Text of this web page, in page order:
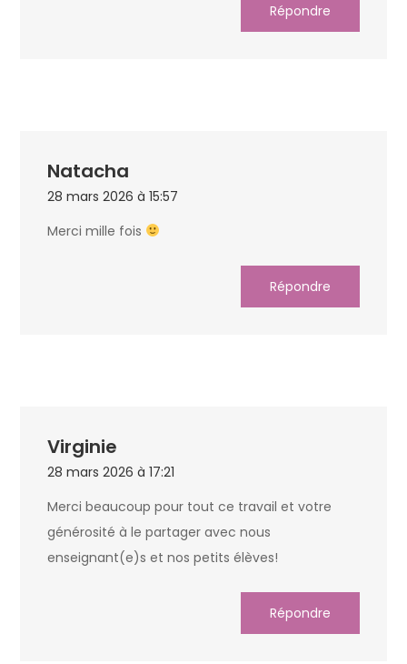
Répondre
Natacha
28 mars 2026 à 15:57
Merci mille fois
Répondre
Virginie
28 mars 2026 à 17:21
Merci beaucoup pour tout ce travail et votre
générosité à le partager avec nous
enseignant(e)s et nos petits élèves!
Répondre